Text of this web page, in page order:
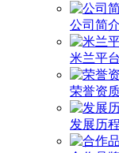
公司简介
米兰平台
荣誉资
发展历程